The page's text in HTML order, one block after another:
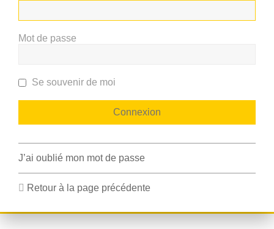
Mot de passe
Se souvenir de moi
J’ai oublié mon mot de passe
Retour à la page précédente